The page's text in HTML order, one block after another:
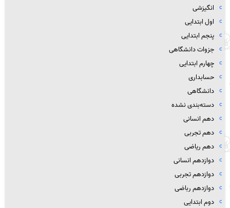
انگیزشی
اول ابتدایی
پنجم ابتدایی
جزوات دانشگاهی
چهارم ابتدایی
حسابداری
دانشگاهی
دسته‌بندی نشده
دهم انسانی
دهم تجربی
دهم ریاضی
دوازدهم انسانی
دوازدهم تجربی
دوازدهم رباضی
دوم ابتدایی